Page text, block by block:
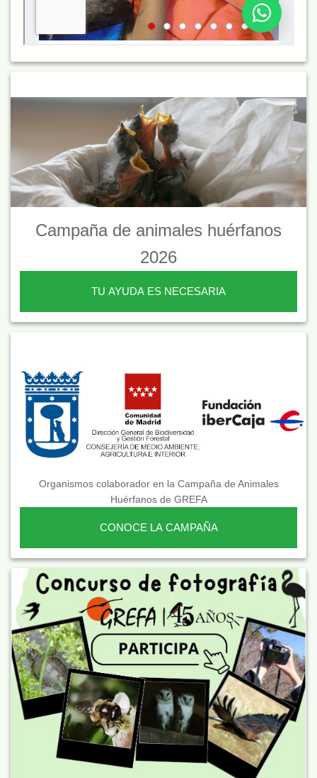
Campaña de animales huérfanos
2026
TU AYUDA ES NECESARIA
Organismos colaborador en la Campaña de Animales
Huérfanos de GREFA
CONOCE LA CAMPAÑA